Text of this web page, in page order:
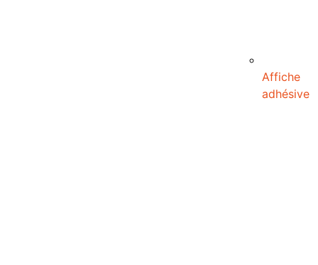
Affiche
adhésive